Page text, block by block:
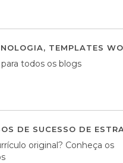
, TEMPLATES
todos os blogs
DE SUCESSO DE
original? Conheça os